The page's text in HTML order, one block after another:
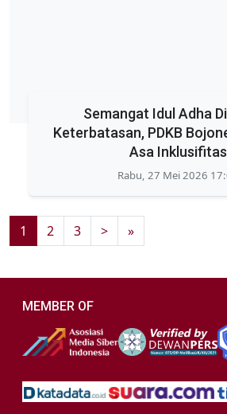
Semangat Idul Adha
Keterbatasan, PDKB
Asa Inklusifitas
Rabu, 27 Mei 2026
1 2 3 > »
MEMBER OF